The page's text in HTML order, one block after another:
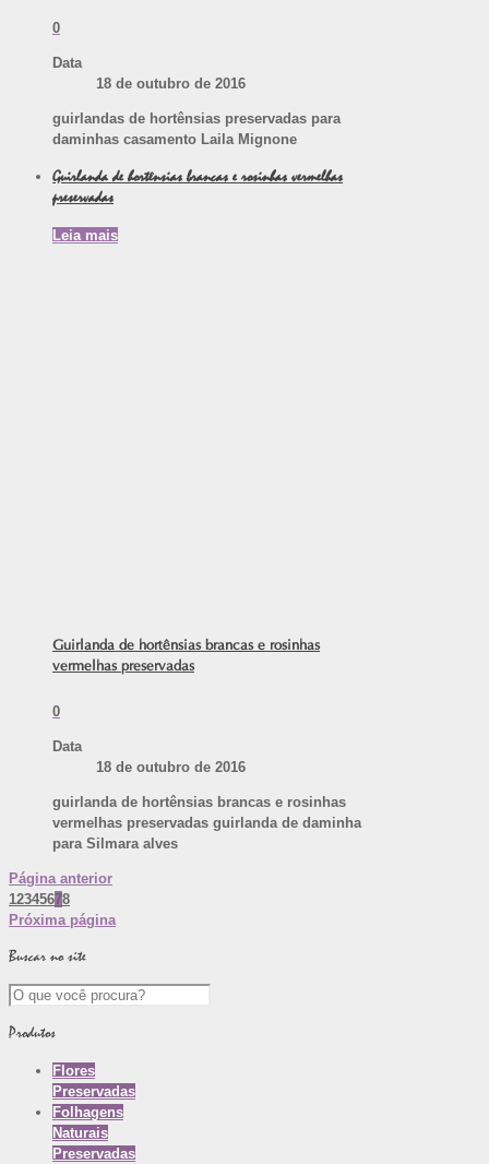
0
Data
18 de outubro de 2016
guirlandas de hortênsias preservadas para
daminhas casamento Laila Mignone
Guirlanda de hortênsias brancas e rosinhas vermelhas
preservadas
Leia mais
Guirlanda de hortênsias brancas e rosinhas
vermelhas preservadas
0
Data
18 de outubro de 2016
guirlanda de hortênsias brancas e rosinhas
vermelhas preservadas guirlanda de daminha
para Silmara alves
Página anterior
12345678
Próxima página
Buscar no site
Produtos
Flores
Preservadas
Folhagens
Naturais
Preservadas